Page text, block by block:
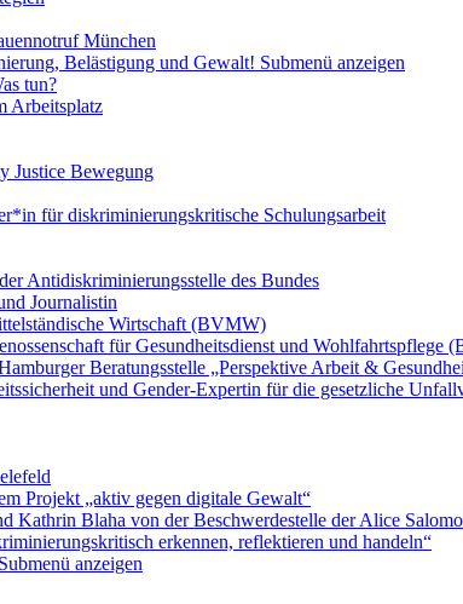
München
Belästigung und Gewalt! Submenü anzeigen
tun?
Arbeitsplatz
Justice Bewegung
für diskriminierungskritische Schulungsarbeit
Antidiskriminierungsstelle des Bundes
Journalistin
Wirtschaft (BVMW)
für Gesundheitsdienst und Wohlfahrtspflege
Beratungsstelle „Perspektive Arbeit &
und Gender-Expertin für die gesetzliche
Projekt „aktiv gegen digitale Gewalt“
Kathrin Blaha von der Beschwerdestelle der Alice
erkennen, reflektieren und handeln“
Submenü anzeigen